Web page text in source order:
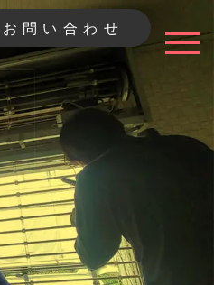
お問い合わせ